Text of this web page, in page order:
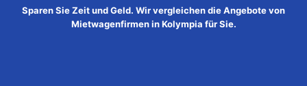
Sparen Sie Zeit und Geld. Wir vergleichen die Angebote von
Mietwagenfirmen in Kolympia für Sie.